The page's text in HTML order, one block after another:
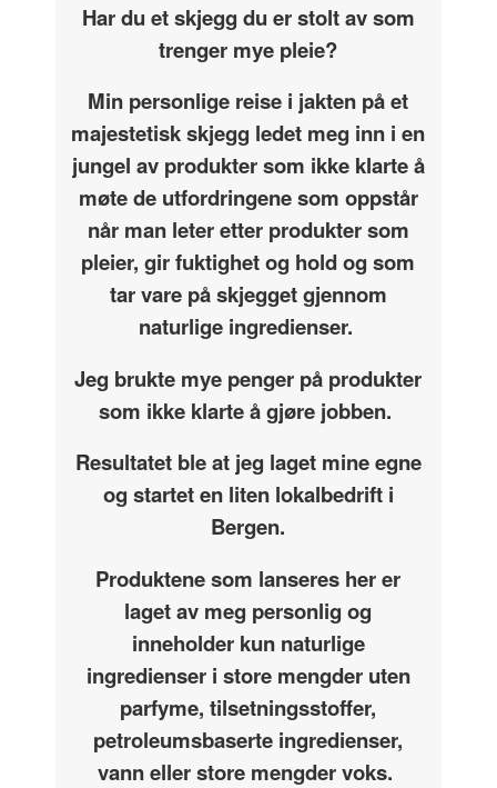
Har du et skjegg du er stolt av som
trenger mye pleie?
Min personlige reise i jakten på et
majestetisk skjegg ledet meg inn i en
jungel av produkter som ikke klarte å
møte de utfordringene som oppstår
når man leter etter produkter som
pleier, gir fuktighet og hold og som
tar vare på skjegget gjennom
naturlige ingredienser.
Jeg brukte mye penger på produkter
som ikke klarte å gjøre jobben.
Resultatet ble at jeg laget mine egne
og startet en liten lokalbedrift i
Bergen.
Produktene som lanseres her er
laget av meg personlig og
inneholder kun naturlige
ingredienser i store mengder uten
parfyme, tilsetningsstoffer,
petroleumsbaserte ingredienser,
vann eller store mengder voks.